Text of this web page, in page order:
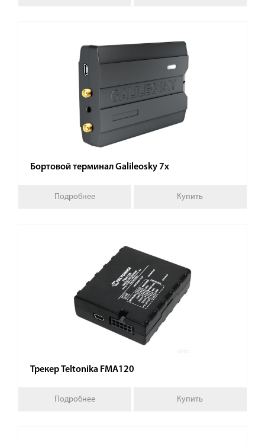
Бортовой терминал Galileosky 7x
Подробнее Купить
Трекер Teltonika FMA120
Подробнее Купить